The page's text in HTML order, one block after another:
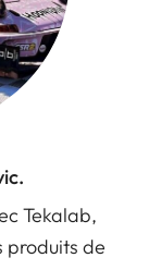
Tekalab,
produits de